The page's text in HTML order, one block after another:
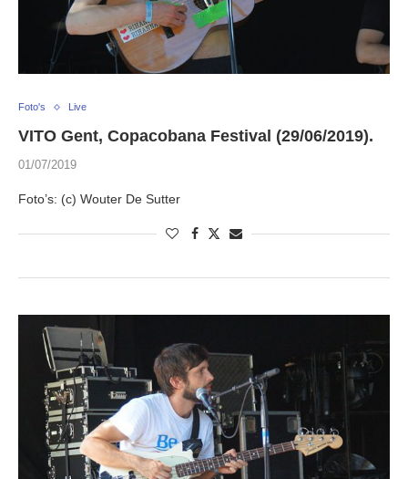
Foto's Live
VITO Gent, Copacobana Festival (29/06/2019).
01/07/2019
Foto’s: (c) Wouter De Sutter